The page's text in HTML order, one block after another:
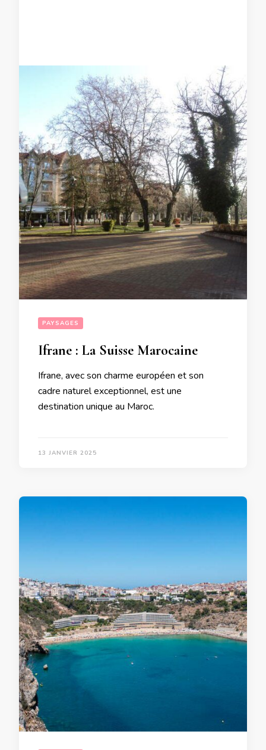
PAYSAGES
Ifrane : La Suisse Marocaine
Ifrane, avec son charme européen et son
cadre naturel exceptionnel, est une
destination unique au Maroc.
13 JANVIER 2025